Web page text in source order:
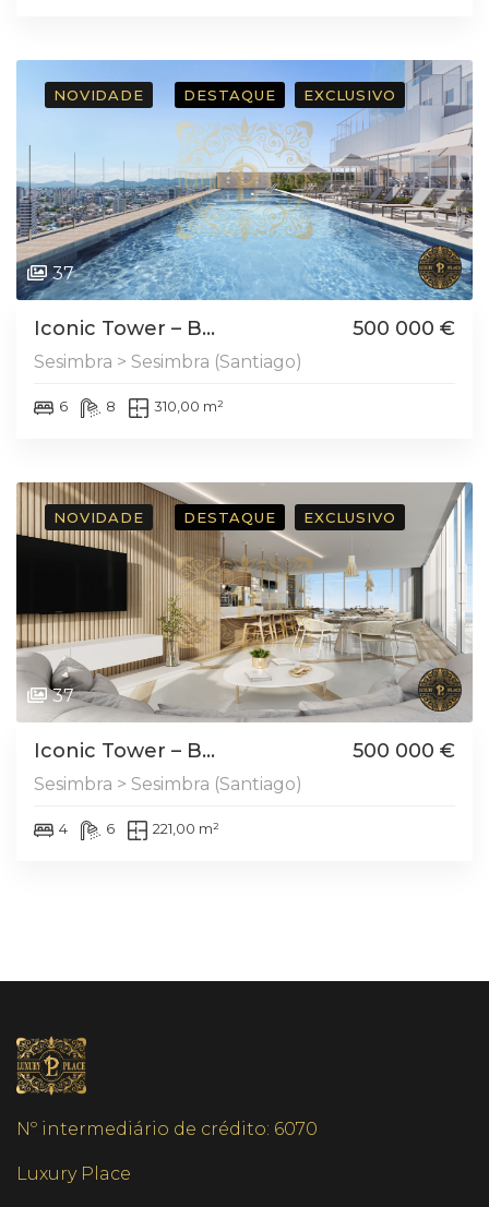
NOVIDADE DESTAQUE EXCLUSIVO
37
Iconic Tower – B... 500 000 €
Sesimbra > Sesimbra (Santiago)
6 8 310,00 m²
NOVIDADE DESTAQUE EXCLUSIVO
37
Iconic Tower – B... 500 000 €
Sesimbra > Sesimbra (Santiago)
4 6 221,00 m²
Nº intermediário de crédito: 6070
Luxury Place